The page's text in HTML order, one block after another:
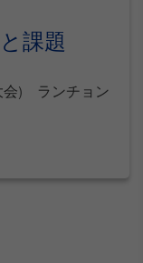
課題
会) ランチョン